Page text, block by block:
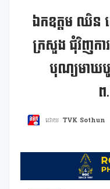
ឯកឧត្តម ឈិន ក
ក្រសួង ជុំវិញកា
បុណ្យមាឃបូ
ដោយ TVK Sothun